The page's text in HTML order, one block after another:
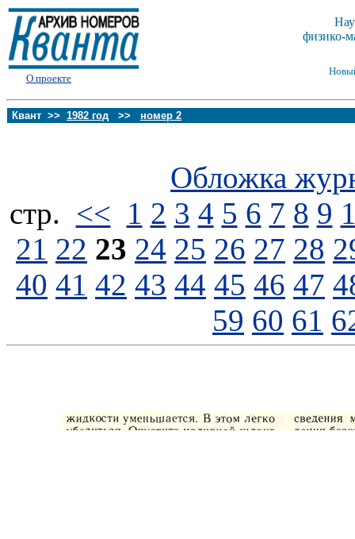
О проекте
физико-
Квант >> 1982 год >> номер 2
Обложка
стp. << 1 2 3 4 5 6 7 8 9
21 22 23 24 25 26 27 28
40 41 42 43 44 45 46 47
59 60 61